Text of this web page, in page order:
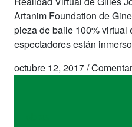
Artanim Foundation de
pieza de baile 100% virtual
espectadores están
octubre 12, 2017/